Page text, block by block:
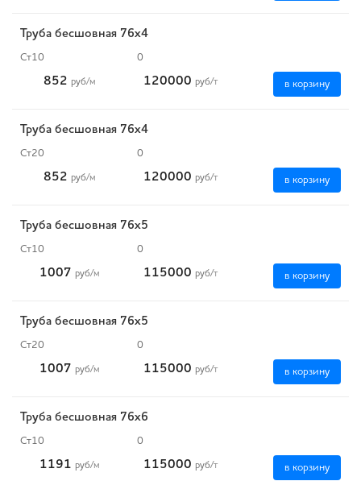
Труба бесшовная 76х4
Ст10 0
852 руб/м 120000 руб/т в корзину
Труба бесшовная 76х4
Ст20 0
852 руб/м 120000 руб/т в корзину
Труба бесшовная 76х5
Ст10 0
1007 руб/м 115000 руб/т в корзину
Труба бесшовная 76х5
Ст20 0
1007 руб/м 115000 руб/т в корзину
Труба бесшовная 76х6
Ст10 0
1191 руб/м 115000 руб/т в корзину